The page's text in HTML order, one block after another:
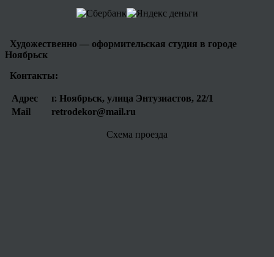
Художественно — оформительская студия в городе
Ноябрьск
Контакты:
Адрес
г. Ноябрьск, улица Энтузиастов, 22/1
Mail
retrodekor@mail.ru
Схема проезда